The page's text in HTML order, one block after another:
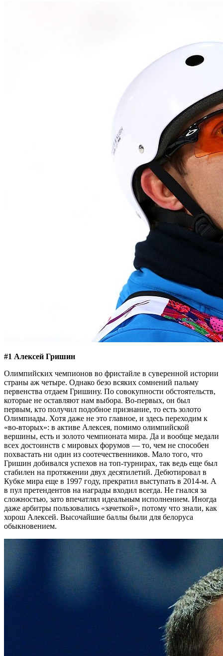
#1 Алексей Гришин
Олимпийских чемпионов во фристайле в суверенной истории
страны аж четыре. Однако безо всяких сомнений пальму
первенства отдаем Гришину. По совокупности обстоятельств,
которые не оставляют нам выбора. Во-первых, он был
первым, кто получил подобное признание, то есть золото
Олимпиады. Хотя даже не это главное, и здесь переходим к
«во-вторых»: в активе Алексея, помимо олимпийской
вершины, есть и золото чемпионата мира. Да и вообще медали
всех достоинств с мировых форумов — то, чем не способен
похвастать ни один из соотечественников. Мало того, что
Гришин добивался успехов на топ-турнирах, так ведь еще был
стабилен на протяжении двух десятилетий. Дебютировал в
Кубке мира еще в 1997 году, прекратил выступать в 2014-м. А
в пул претендентов на награды входил всегда. Не гнался за
сложностью, зато впечатлял идеальным исполнением. Иногда
даже арбитры пользовались «зачеткой», потому что знали, как
хорош Алексей. Высочайшие баллы были для белоруса
обыкновением.